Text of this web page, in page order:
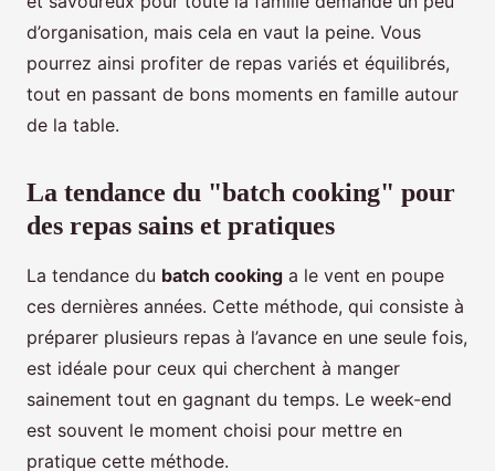
d’organisation, mais cela en vaut la peine. Vous
pourrez ainsi profiter de repas variés et équilibrés,
tout en passant de bons moments en famille autour
de la table.
La tendance du "batch cooking" pour
des repas sains et pratiques
La tendance du batch cooking a le vent en poupe
ces dernières années. Cette méthode, qui consiste à
préparer plusieurs repas à l’avance en une seule fois,
est idéale pour ceux qui cherchent à manger
sainement tout en gagnant du temps. Le week-end
est souvent le moment choisi pour mettre en
pratique cette méthode.